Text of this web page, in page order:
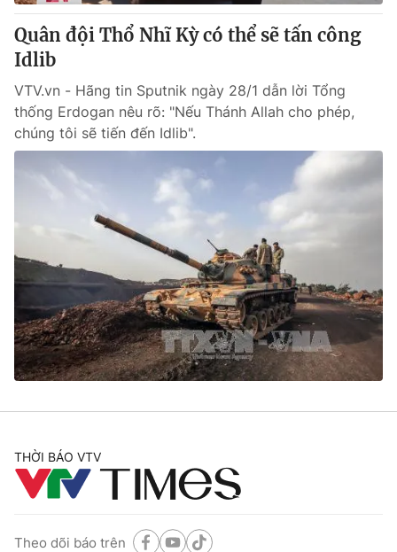
VTV4 Vươn mình bằng AI
VTV9
Liên hệ tòa soạn English
THỜI BÁO VTV
Theo dõi báo trên
Cơ quan chủ quản:Đài Truyền hình Việt Nam
Cơ quan báo chí:Thời báo VTV
Phó Tổng Biên tập:Nguyễn Thị Mỹ Hạnh, Phạm Quốc Thắng,
Nguyễn Trọng Ninh
Ðiện thoại Thời báo VTV:024.66 897 897
Quân đội Thổ Nhĩ Kỳ có thể sẽ tấn công
Idlib
VTV.vn - Hãng tin Sputnik ngày 28/1 dẫn lời Tổng
thống Erdogan nêu rõ: "Nếu Thánh Allah cho phép,
chúng tôi sẽ tiến đến Idlib".
THỜI BÁO VTV
Theo dõi báo trên